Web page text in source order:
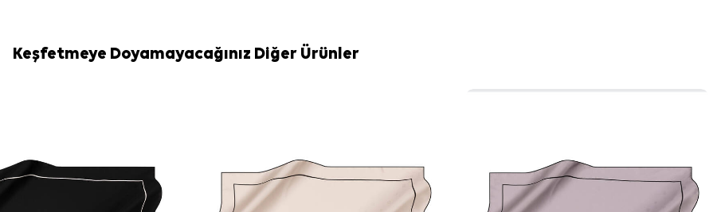
Siyah İpek Krep Saten Kare Desenli Eşarp ölçüsü nedir?
Bu eşarp hangi renklerle kombinlenir?
Desen yapısı nasıldır?
Bu eşarp günlük kullanım için uygun mu?
Keşfetmeye Doyamayacağınız Diğer Ürünler